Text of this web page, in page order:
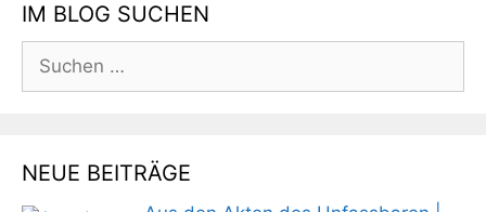
IM BLOG SUCHEN
Suchen
nach:
NEUE BEITRÄGE